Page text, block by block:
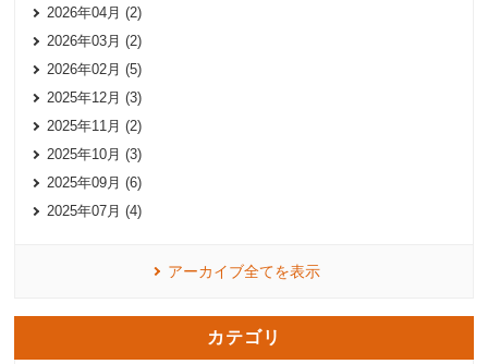
2026年04月 (2)
2026年03月 (2)
2026年02月 (5)
2025年12月 (3)
2025年11月 (2)
2025年10月 (3)
2025年09月 (6)
2025年07月 (4)
アーカイブ全てを表示
カテゴリ